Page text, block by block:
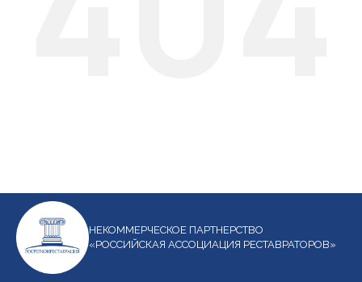
НЕКОММЕРЧЕСКОЕ ПАРТНЕРСТВО
«РОССИЙСКАЯ АССОЦИАЦИЯ РЕСТАВРАТОРОВ»